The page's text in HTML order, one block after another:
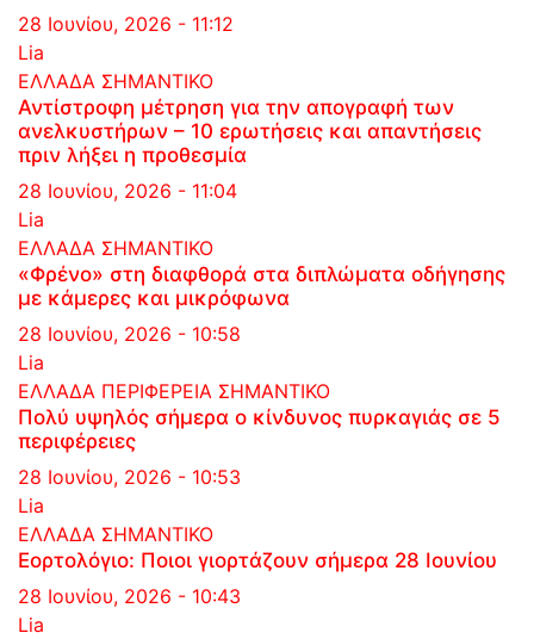
28 Ιουνίου, 2026 - 11:12
Lia
ΕΛΛΑΔΑ ΣΗΜΑΝΤΙΚΟ
Αντίστροφη μέτρηση για την απογραφή των
ανελκυστήρων – 10 ερωτήσεις και απαντήσεις
πριν λήξει η προθεσμία
28 Ιουνίου, 2026 - 11:04
Lia
ΕΛΛΑΔΑ ΣΗΜΑΝΤΙΚΟ
«Φρένο» στη διαφθορά στα διπλώματα οδήγησης
με κάμερες και μικρόφωνα
28 Ιουνίου, 2026 - 10:58
Lia
ΕΛΛΑΔΑ ΠΕΡΙΦΕΡΕΙΑ ΣΗΜΑΝΤΙΚΟ
Πολύ υψηλός σήμερα ο κίνδυνος πυρκαγιάς σε 5
περιφέρειες
28 Ιουνίου, 2026 - 10:53
Lia
ΕΛΛΑΔΑ ΣΗΜΑΝΤΙΚΟ
Εορτολόγιο: Ποιοι γιορτάζουν σήμερα 28 Ιουνίου
28 Ιουνίου, 2026 - 10:43
Lia